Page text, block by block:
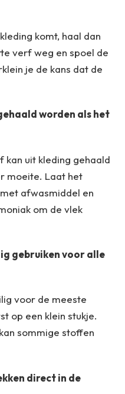
komt, haal dan
verf weg en spoel de
je de kans dat de
worden als het
uit kleding gehaald
moeite. Laat het
afwasmiddel en
om de vlek
gebruiken voor alle
voor de meeste
op een klein stukje.
sommige stoffen
direct in de